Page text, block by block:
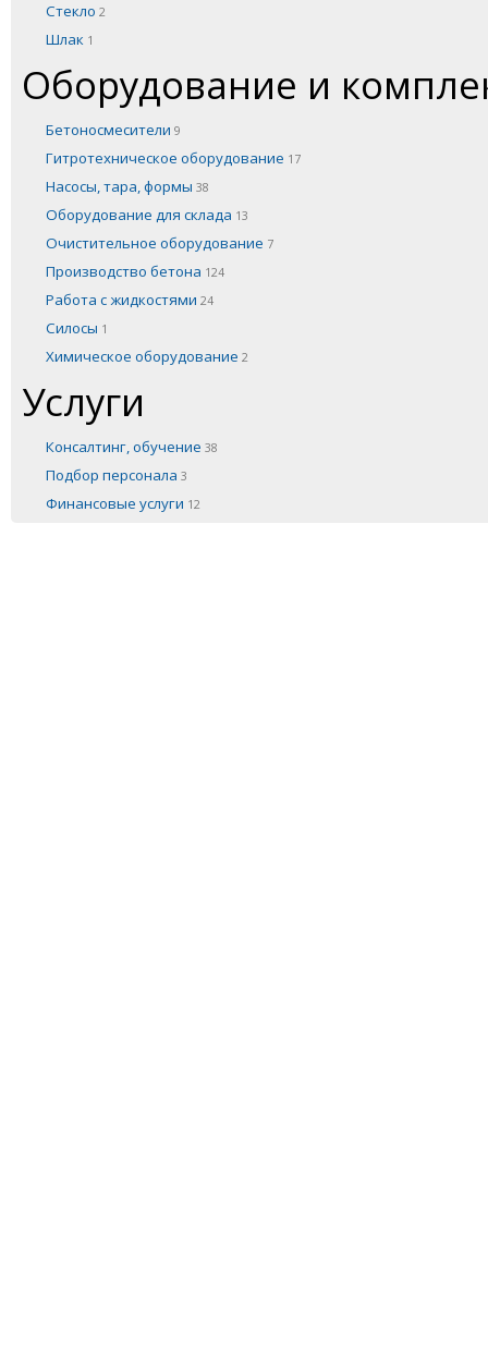
Стекло 2
Шлак 1
Оборудование и
Бетоносмесители 9
Гитротехническое оборудование 17
Насосы, тара, формы 38
Оборудование для склада 13
Очистительное оборудование 7
Производство бетона 124
Работа с жидкостями 24
Силосы 1
Химическое оборудование 2
Услуги
Консалтинг, обучение 38
Подбор персонала 3
Финансовые услуги 12